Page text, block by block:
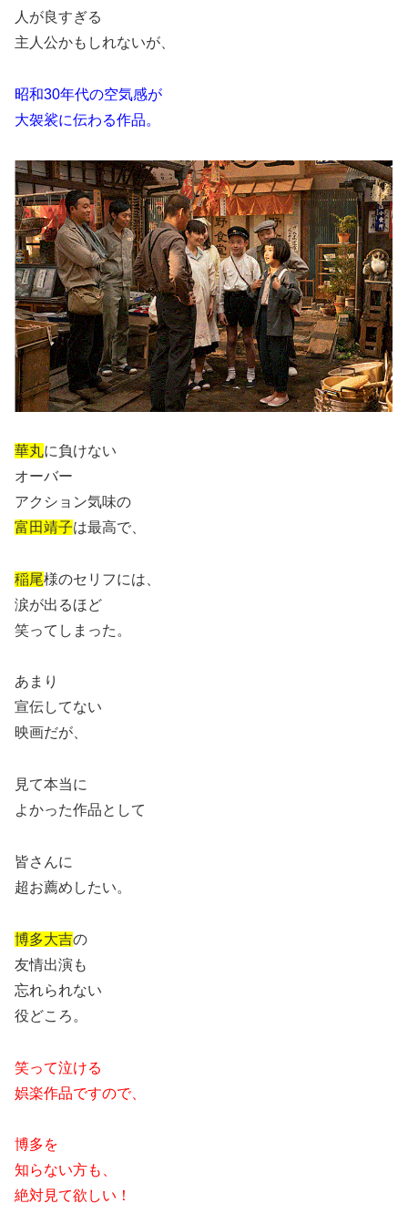
人が良すぎる
主人公かもしれないが、
昭和30年代の空気感が
大袈裟に伝わる作品。
華丸に負けない
オーバー
アクション気味の
富田靖子は最高で、
稲尾様のセリフには、
涙が出るほど
笑ってしまった。
あまり
宣伝してない
映画だが、
見て本当に
よかった作品として
皆さんに
超お薦めしたい。
博多大吉の
友情出演も
忘れられない
役どころ。
笑って泣ける
娯楽作品ですので、
博多を
知らない方も、
絶対見て欲しい！